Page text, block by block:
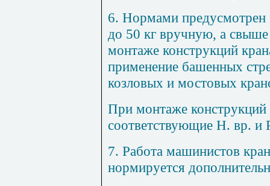
6. Нормами предусмотрен
до 50 кг вручную, а
монтаже конструкций
применение башенных
козловых и мостовых
При монтаже
соответствующие Н. вр. и
7. Работа машинистов
нормируется